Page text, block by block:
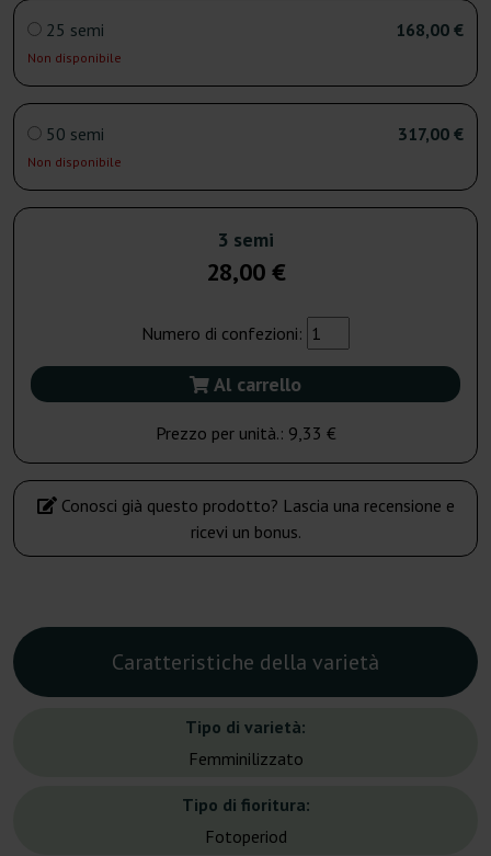
25 semi
Non disponibile
168,00 €
50 semi
Non disponibile
317,00 €
3 semi
28,00 €
Numero di confezioni:
Al carrello
Prezzo per unità.: 9,33 €
Conosci già questo prodotto? Lascia una recensione e
ricevi un bonus.
Caratteristiche della varietà
Tipo di varietà:
Femminilizzato
Tipo di fioritura:
Fotoperiod